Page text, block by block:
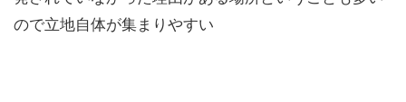
ので立地自体が集まりやすい